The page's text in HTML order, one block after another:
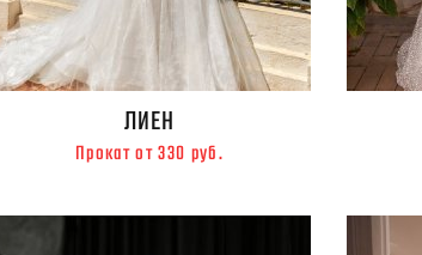
ЛИЕН
Прокат от 330 руб.